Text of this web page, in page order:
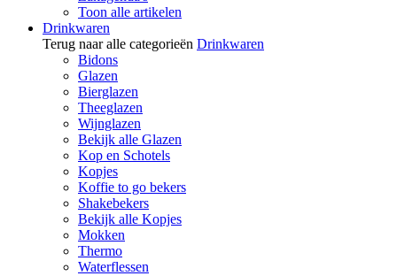
Toon alle artikelen
Drinkwaren
Terug naar alle categorieën Drinkwaren
Bidons
Glazen
Bierglazen
Theeglazen
Wijnglazen
Bekijk alle Glazen
Kop en Schotels
Kopjes
Koffie to go bekers
Shakebekers
Bekijk alle Kopjes
Mokken
Thermo
Waterflessen